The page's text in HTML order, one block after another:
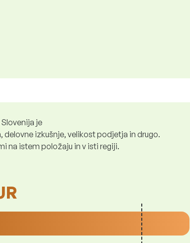
je
delovne izkušnje, velikost podjetja in drugo.
na istem položaju in v isti regiji.